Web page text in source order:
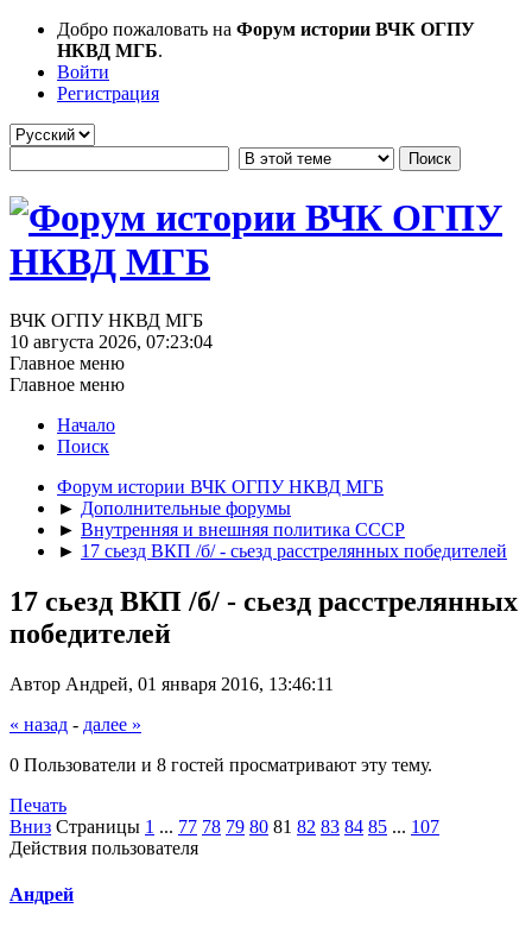
Добро пожаловать на Форум истории ВЧК ОГПУ
НКВД МГБ.
Войти
Регистрация
ВЧК ОГПУ НКВД МГБ
10 августа 2026, 07:23:04
Главное меню
Главное меню
Начало
Поиск
Форум истории ВЧК ОГПУ НКВД МГБ
► Дополнительные форумы
► Внутренняя и внешняя политика СССР
► 17 сьезд ВКП /б/ - сьезд расстрелянных победителей
17 сьезд ВКП /б/ - сьезд расстрелянных
победителей
Автор Андрей, 01 января 2016, 13:46:11
« назад - далее »
0 Пользователи и 8 гостей просматривают эту тему.
Печать
Вниз Страницы 1 ... 77 78 79 80 81 82 83 84 85 ... 107
Действия пользователя
Андрей